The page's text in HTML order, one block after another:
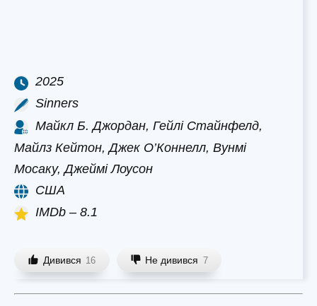
2025
Sinners
Майкл Б. Джордан, Гейлі Стайнфелд,
Майлз Кейтон, Джек О’Коннелл, Вунмі
Мосаку, Джеймі Лоусон
США
IMDb – 8.1
Дивився 16 Не дивився 7